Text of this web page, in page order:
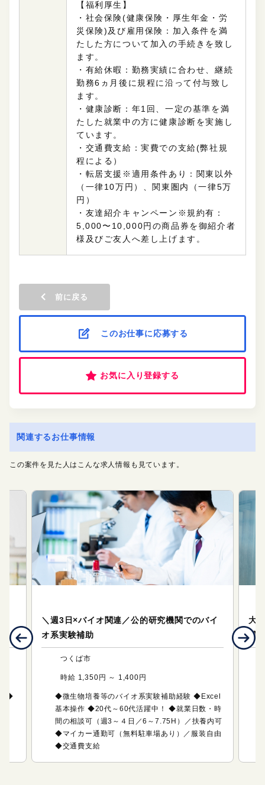
【福利厚生】
・社会保険(健康保険・厚生年金・労
災保険)及び雇用保険：加入条件を満
たした方について 加入の手続きを致し
ます。
・有給休暇：勤務実績に合わせ、継続
勤務6ヵ月後に規程に沿って付与致し
ます。
・健康診断：年1回、一定の基準を満
たした就業中の方に健康診断を実施し
ています。
・交通費支給：実費での支給(弊社規
程による）
・転居支援※適用条件あり：関東以外
（一律10万円）、関東圏内（一律5万
円）
・友達紹介キャンペーン※規約有：
5,000〜10,000円の商品券を御紹介者
様及びご友人へ差し上げます。
前に戻る
このお仕事に応募する
お気に入り登録する
関連するお仕事情報
この案件を見た人はこんな求人情報も見ています。
◆
＼週3日×バイオ関連／公的研究機関でのバイ
オ系実験補助
つくば市
時給 1,350円 ～ 1,400円
◆微生物培養等のバイオ系実験補助経験 ◆Excel
基本操作 ◆20代～60代活躍中！ ◆就業日数・時
間の相談可（週3～４日／6～7.75H）／扶養内可
◆マイカー通勤可（無料駐車場あり）／服装自由
◆交通費支給
大
補